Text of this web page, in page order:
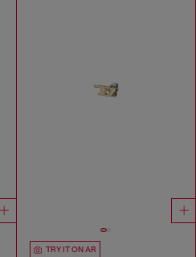
TRY IT ON AR